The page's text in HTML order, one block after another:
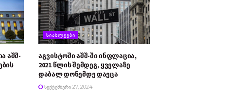
აშშ-
ᲡᲘᲐᲮᲚᲔᲔᲑᲘ
აგვისტოში აშშ-ში ინფლაცია,
2021 წლის შემდეგ, ყველაზე
დაბალ დონემდე დაეცა
ᲡᲔᲥᲢᲔᲛᲑᲔᲠᲘ 27, 2024